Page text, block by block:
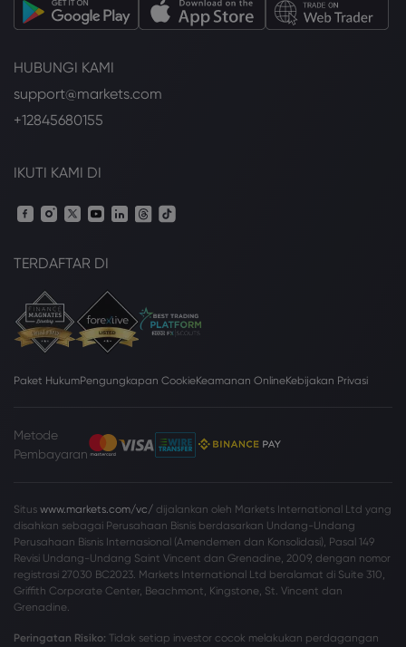
HUBUNGI KAMI
support@markets.com
+12845680155
IKUTI KAMI DI
TERDAFTAR DI
Paket HukumPengungkapan CookieKeamanan OnlineKebijakan Privasi
Metode
Pembayaran
Situs www.markets.com/vc/ dijalankan oleh Markets International Ltd yang
disahkan sebagai Perusahaan Bisnis berdasarkan Undang-Undang
Perusahaan Bisnis Internasional (Amendemen dan Konsolidasi), Pasal 149
Revisi Undang-Undang Saint Vincent dan Grenadine, 2009, dengan nomor
registrasi 27030 BC2023. Markets International Ltd beralamat di Suite 310,
Griffith Corporate Center, Beachmont, Kingstone, St. Vincent dan
Grenadine.
Peringatan Risiko: Tidak setiap investor cocok melakukan perdagangan